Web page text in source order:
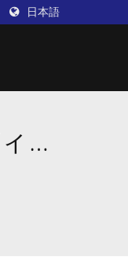
日本語
ン